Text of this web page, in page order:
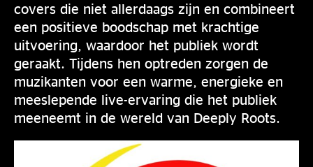
covers die niet allerdaags zijn en combineert
een positieve boodschap met krachtige
uitvoering, waardoor het publiek wordt
geraakt. Tijdens hen optreden zorgen de
muzikanten voor een warme, energieke en
meeslepende live-ervaring die het publiek
meeneemt in de wereld van Deeply Roots.